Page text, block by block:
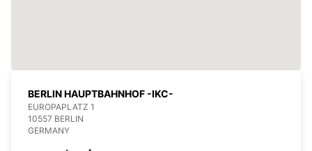
BERLIN HAUPTBAHNHOF -IKC-
EUROPAPLATZ 1
10557 BERLIN
GERMANY